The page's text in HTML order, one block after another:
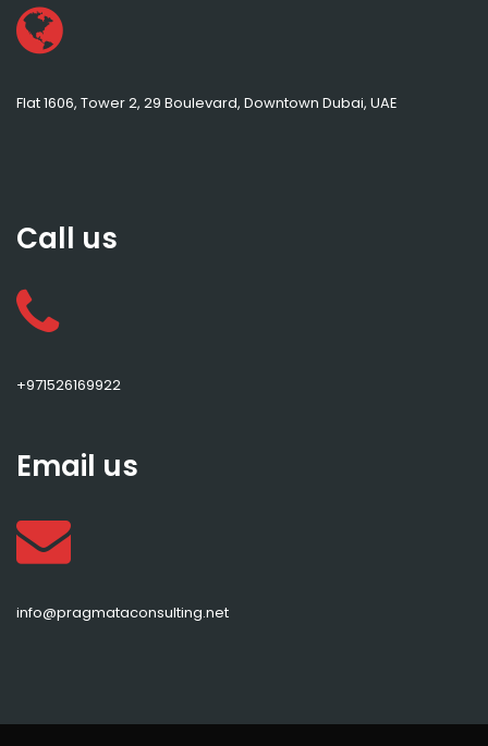
Flat 1606, Tower 2, 29 Boulevard, Downtown Dubai, UAE
Call us
+971526169922
Email us
info@pragmataconsulting.net